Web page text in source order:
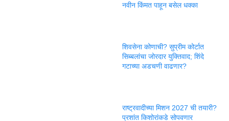
नवीन किंमत पाहून बसेल धक्का
शिवसेना कोणाची? सुप्रीम कोर्टात
सिब्बलांचा जोरदार युक्तिवाद; शिंदे
गटाच्या अडचणी वाढणार?
राष्ट्रवादीच्या मिशन 2027 ची तयारी?
प्रशांत किशोरांकडे सोपवणार